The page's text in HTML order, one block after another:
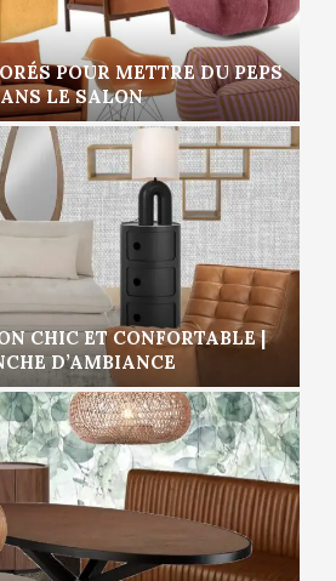
POUR METTRE DU PEPS
LE SALON
CHIC ET CONFORTABLE |
D’AMBIANCE